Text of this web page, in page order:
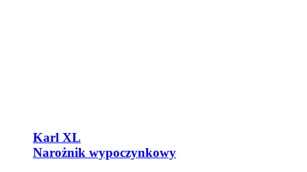
Karl XL
Narożnik wypoczynkowy